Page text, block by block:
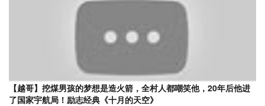
【越哥】挖煤男孩的梦想是造火箭，全村人都嘲笑他，20年后他进
了国家宇航局！励志经典《十月的天空》